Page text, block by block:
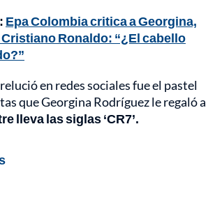
Epa Colombia critica a Georgina,
Cristiano Ronaldo: “¿El cabello
en redes sociales fue el pastel
que Georgina Rodríguez le regaló a
lleva las siglas ‘CR7’.